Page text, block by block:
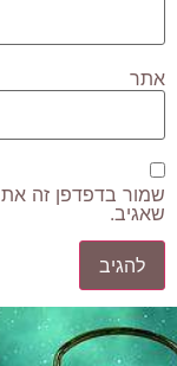
אתר
שמור בדפדפן זה
שאגיב.